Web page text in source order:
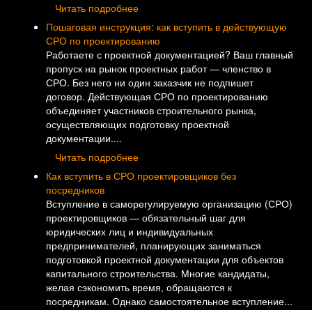
Читать подробнее
Пошаговая инструкция: как вступить в действующую
СРО по проектированию
Работаете с проектной документацией? Ваш главный
пропуск на рынок проектных работ — членство в
СРО. Без него ни один заказчик не подпишет
договор. Действующая СРО по проектированию
объединяет участников строительного рынка,
осуществляющих подготовку проектной
документации....
Читать подробнее
Как вступить в СРО проектировщиков без
посредников
Вступление в саморегулируемую организацию (СРО)
проектировщиков — обязательный шаг для
юридических лиц и индивидуальных
предпринимателей, планирующих заниматься
подготовкой проектной документации для объектов
капитального строительства. Многие кандидаты,
желая сэкономить время, обращаются к
посредникам. Однако самостоятельное вступление...